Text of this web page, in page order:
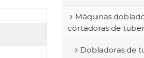
Máquinas
cortadoras de
Dobladoras de